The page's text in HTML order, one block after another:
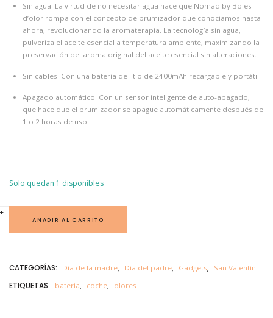
Sin agua: La virtud de no necesitar agua hace que Nomad by Boles
d’olor rompa con el concepto de brumizador que conocíamos hasta
ahora, revolucionando la aromaterapia. La tecnología sin agua,
pulveriza el aceite esencial a temperatura ambiente, maximizando la
preservación del aroma original del aceite esencial sin alteraciones.
Sin cables: Con una batería de litio de 2400mAh recargable y portátil.
Apagado automático: Con un sensor inteligente de auto-apagado,
que hace que el brumizador se apague automáticamente después de
1 o 2 horas de uso.
Solo quedan 1 disponibles
O
R
U
I
-
AÑADIR AL CARRITO
CATEGORÍAS: Día de la madre, Día del padre, Gadgets, San Valentín
ETIQUETAS: bateria, coche, olores